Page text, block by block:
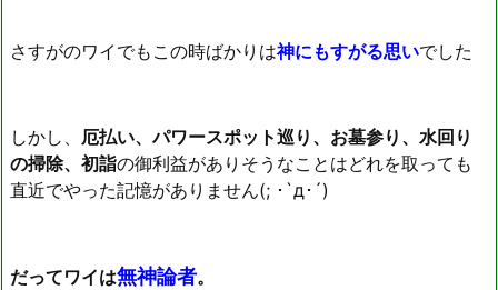
さすがのワイでもこの時ばかりは神にもすがる思いでした
しかし、 厄払い、パワースポット巡り、お墓参り、水回り
の掃除、初詣の御利益がありそうなことはどれを取っても
直近でやった記憶がありません(; ･`д･´)
だってワイは無神論者。